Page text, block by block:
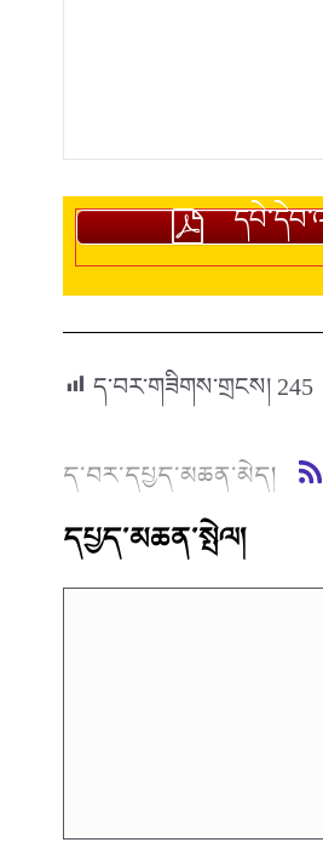
ད་བར་གཟིགས་གྲངས།245
ད་བར་དཔྱད་མཆན་མེད།
དཔྱད་མཆན་སྤེལ།